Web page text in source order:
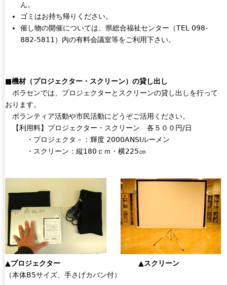
ん。
ゴミはお持ち帰りください。
催し物の開催については、県総合福祉センター（TEL 098-
882-5811）内の有料会議室等をご利用下さい。
■機材（プロジェクター・スクリーン）の貸し出し
ボラセンでは、プロジェクターとスクリーンの貸し出しを行って
おります。
ボランティア活動や市民活動にどうぞご活用ください。
【利用料】プロジェクター・スクリーン 各５００円/日
・プロジェクタ－：輝度 2000ANSIルーメン
・スクリーン：縦180ｃｍ・横225㎝
▲プロジェクター ▲スクリーン
（本体B5サイズ、手さげカバン付）